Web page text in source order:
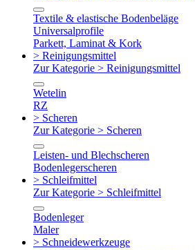
Textile & elastische Bodenbeläge
Universalprofile
Parkett, Laminat & Kork
> Reinigungsmittel
Zur Kategorie > Reinigungsmittel
Wetelin
RZ
> Scheren
Zur Kategorie > Scheren
Leisten- und Blechscheren
Bodenlegerscheren
> Schleifmittel
Zur Kategorie > Schleifmittel
Bodenleger
Maler
> Schneidewerkzeuge